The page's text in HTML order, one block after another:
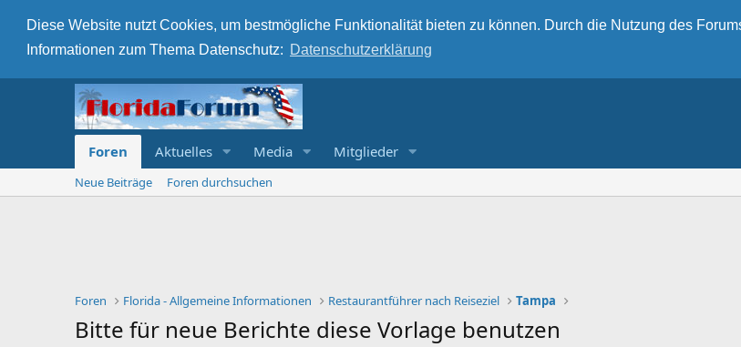
Diese Website nutzt Cookies, um bestmögliche Funktionalität bieten zu können. Durch die Nutzung des
Informationen zum Thema Datenschutz: Datenschutzerklärung
Foren Aktuelles Media Mitglieder
Neue Beiträge Foren durchsuchen
Foren Florida - Allgemeine Informationen Restaurantführer nach Reiseziel Tampa
Bitte für neue Berichte diese Vorlage benutzen